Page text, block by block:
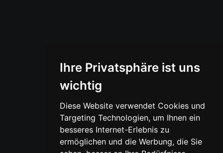
Ihre Privatsphäre ist uns
wichtig
Diese Website verwendet Cookies und
Targeting Technologien, um Ihnen ein
besseres Internet-Erlebnis zu
ermöglichen und die Werbung, die Sie